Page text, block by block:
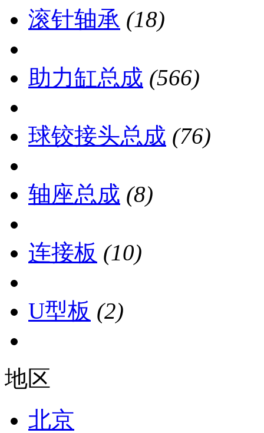
滚针轴承 (18)
助力缸总成 (566)
球铰接头总成 (76)
轴座总成 (8)
连接板 (10)
U型板 (2)
地区
北京